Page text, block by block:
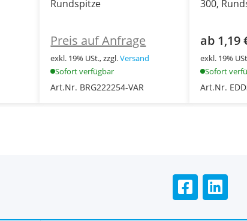
Rundspitze
Preis auf Anfrage
exkl. 19% USt., zzgl.Versand
Sofort verfügbar
Art.Nr. BRG222254-VAR
300,
ab 1,19
exkl. 19%
Sofort
Art.Nr.